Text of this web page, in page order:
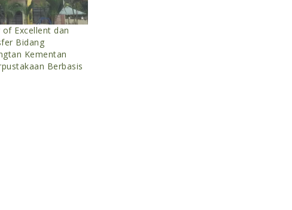
Excellent dan
Bidang
Kementan
Berbasis